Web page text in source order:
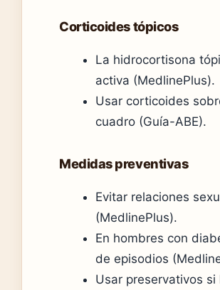
Corticoides tópicos
La hidrocortisona
activa (MedlinePlus).
Usar corticoides
cuadro (Guía-ABE).
Medidas preventivas
Evitar relaciones
(MedlinePlus).
En hombres con
de episodios
Usar preservativos